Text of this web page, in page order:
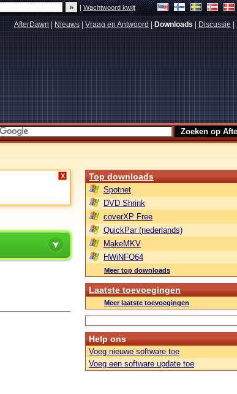
|Wachtwoord kwijt
AfterDawn Nieuws Vraag en Antwoord Downloads Discussie
X Top downloads
Spotnet
DVD Shrink
coverXP Free
QuickPar (nederlands)
MakeMKV
HWiNFO64
Meer top downloads
Laatste toevoegingen
Meer laatste toevoegingen
Help ons
Voeg nieuwe software toe
Voeg een software update toe